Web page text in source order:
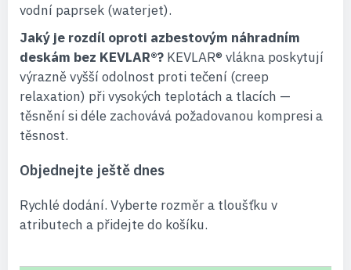
vodní paprsek (waterjet).
Jaký je rozdíl oproti azbestovým náhradním
deskám bez KEVLAR®? KEVLAR® vlákna poskytují
výrazně vyšší odolnost proti tečení (creep
relaxation) při vysokých teplotách a tlacích —
těsnění si déle zachovává požadovanou kompresi a
těsnost.
Objednejte ještě dnes
Rychlé dodání. Vyberte rozměr a tloušťku v
atributech a přidejte do košíku.